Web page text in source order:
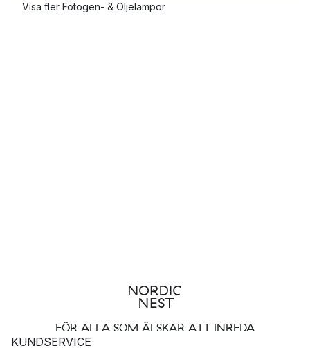
Visa fler Fotogen- & Oljelampor
FÖR ALLA SOM ÄLSKAR ATT INREDA
KUNDSERVICE